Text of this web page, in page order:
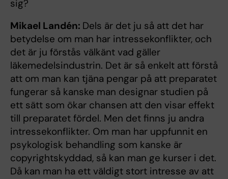
sig?
Mikael Landén: Dels är det ju så att det har
betydelse om man har intressekonflikter, och
det är ju förstås välkänt vad gäller
läkemedelsindustrin. Det är så enkelt att förstå
att om man kan tjäna pengar på att preparatet
fungerar så kanske man designar studien på
ett sätt som ökar chansen att den visar effekt
till preparatet fördel. Men det finns ju andra
intressekonflikter. Om man har uppfunnit en
psykologisk behandling som kanske är
copyrightskyddad, så kan man ge kurser i det.
Då kan man ha ett väldigt stort intresse av att